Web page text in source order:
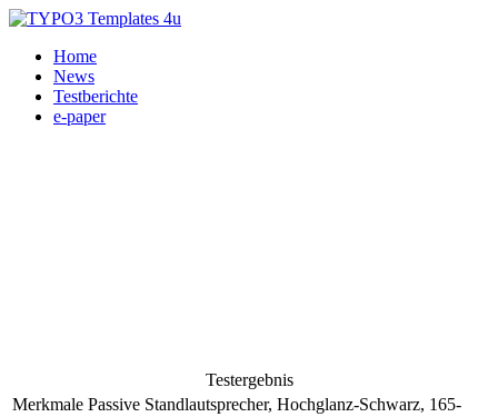
Home
News
Testberichte
e-paper
Testergebnis
Merkmale Passive Standlautsprecher, Hochglanz-Schwarz, 165-